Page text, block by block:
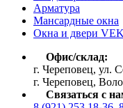
Арматура
Мансардные окна
Окна и двери
Офис/склад:
г. Череповец, ул.
г. Череповец,
Связаться с